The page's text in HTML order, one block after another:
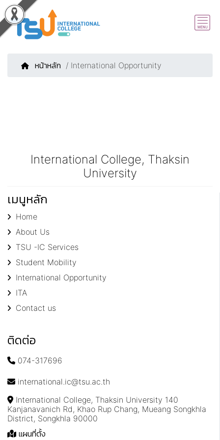
หน้าหลัก / International Opportunity
International College, Thaksin
University
เมนูหลัก
Home
About Us
TSU -IC Services
Student Mobility
International Opportunity
ITA
Contact us
ติดต่อ
074-317696
international.ic@tsu.ac.th
International College, Thaksin University 140
Kanjanavanich Rd, Khao Rup Chang, Mueang Songkhla
District, Songkhla 90000
แผนที่ตั้ง